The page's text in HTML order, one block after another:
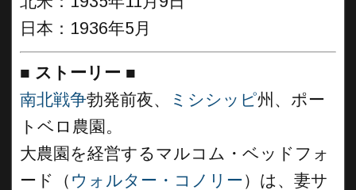
日本：1936年5月
■ ストーリー ■
南北戦争勃発前夜、 ミシシッピ州、ポー
トベロ農園。
大農園を経営するマルコム・ベッドフォ
ード（ ウォルター・コノリー）は、妻サ